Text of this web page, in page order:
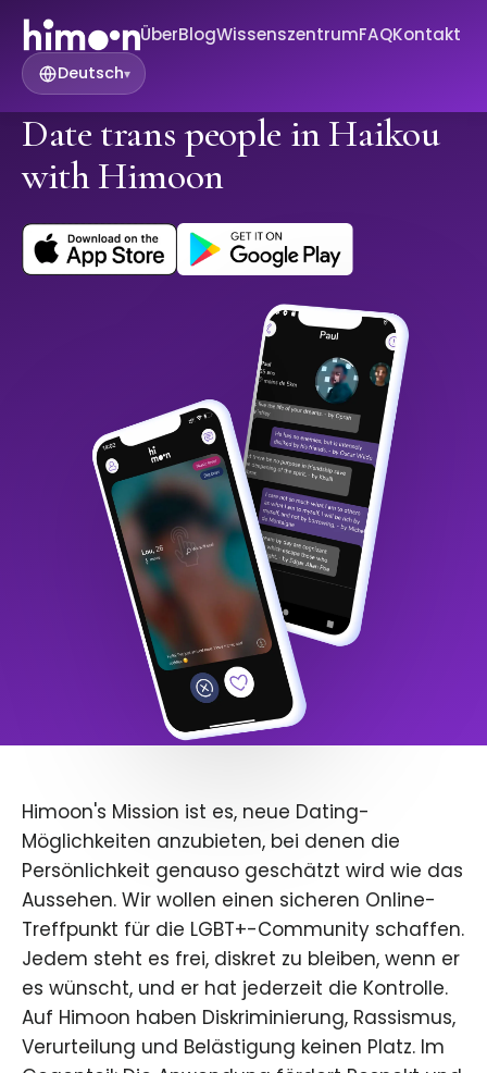
ÜberBlogWissenszentrumFAQKontakt
Deutsch▾
Date trans people in Haikou
with Himoon
Himoon's Mission ist es, neue Dating-
Möglichkeiten anzubieten, bei denen die
Persönlichkeit genauso geschätzt wird wie das
Aussehen. Wir wollen einen sicheren Online-
Treffpunkt für die LGBT+-Community schaffen.
Jedem steht es frei, diskret zu bleiben, wenn er
es wünscht, und er hat jederzeit die Kontrolle.
Auf Himoon haben Diskriminierung, Rassismus,
Verurteilung und Belästigung keinen Platz. Im